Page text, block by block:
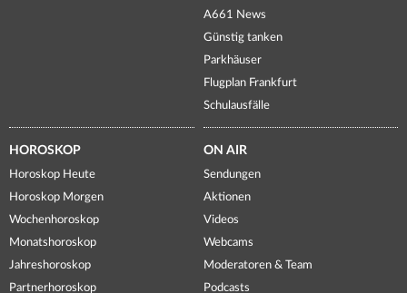
A661 News
Günstig tanken
Parkhäuser
Flugplan Frankfurt
Schulausfälle
HOROSKOP
Horoskop Heute
Horoskop Morgen
Wochenhoroskop
Monatshoroskop
Jahreshoroskop
Partnerhoroskop
ON AIR
Sendungen
Aktionen
Videos
Webcams
Moderatoren & Team
Podcasts